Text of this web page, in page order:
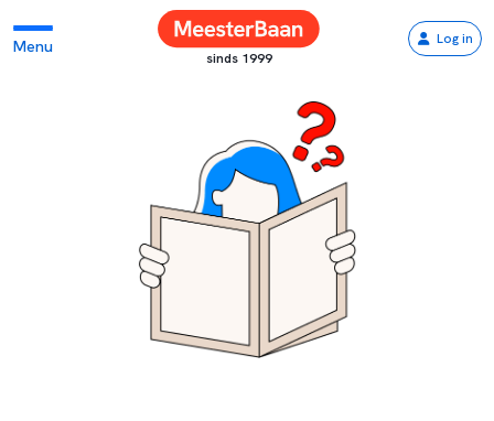
Menu
sinds 1999
Log in